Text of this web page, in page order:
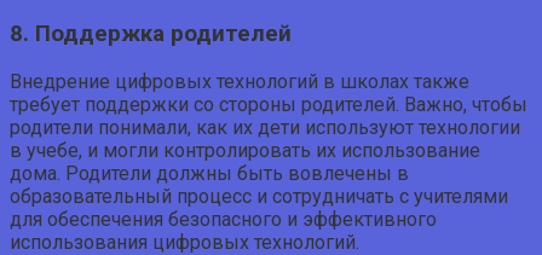
8. Поддержка родителей
Внедрение цифровых технологий в школах также
требует поддержки со стороны родителей. Важно, чтобы
родители понимали, как их дети используют технологии
в учебе, и могли контролировать их использование
дома. Родители должны быть вовлечены в
образовательный процесс и сотрудничать с учителями
для обеспечения безопасного и эффективного
использования цифровых технологий.